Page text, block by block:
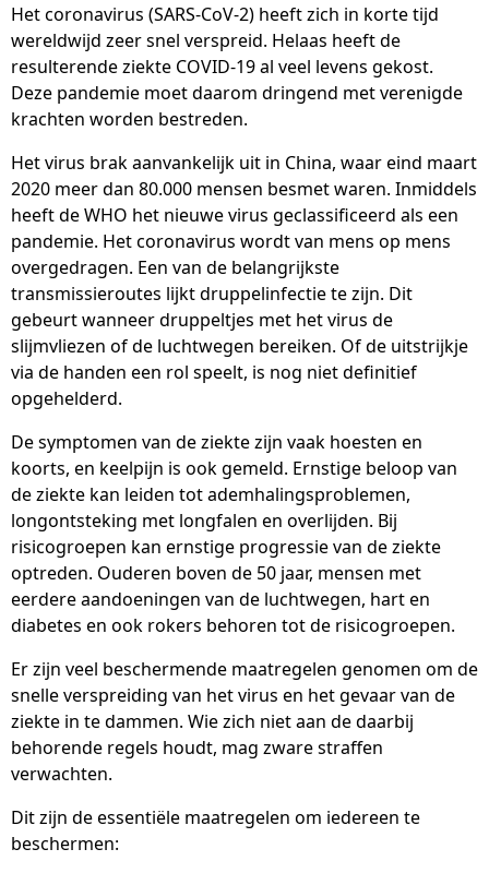
Het coronavirus (SARS-CoV-2) heeft zich in korte tijd
wereldwijd zeer snel verspreid. Helaas heeft de
resulterende ziekte COVID-19 al veel levens gekost.
Deze pandemie moet daarom dringend met verenigde
krachten worden bestreden.
Het virus brak aanvankelijk uit in China, waar eind maart
2020 meer dan 80.000 mensen besmet waren. Inmiddels
heeft de WHO het nieuwe virus geclassificeerd als een
pandemie. Het coronavirus wordt van mens op mens
overgedragen. Een van de belangrijkste
transmissieroutes lijkt druppelinfectie te zijn. Dit
gebeurt wanneer druppeltjes met het virus de
slijmvliezen of de luchtwegen bereiken. Of de uitstrijkje
via de handen een rol speelt, is nog niet definitief
opgehelderd.
De symptomen van de ziekte zijn vaak hoesten en
koorts, en keelpijn is ook gemeld. Ernstige beloop van
de ziekte kan leiden tot ademhalingsproblemen,
longontsteking met longfalen en overlijden. Bij
risicogroepen kan ernstige progressie van de ziekte
optreden. Ouderen boven de 50 jaar, mensen met
eerdere aandoeningen van de luchtwegen, hart en
diabetes en ook rokers behoren tot de risicogroepen.
Er zijn veel beschermende maatregelen genomen om de
snelle verspreiding van het virus en het gevaar van de
ziekte in te dammen. Wie zich niet aan de daarbij
behorende regels houdt, mag zware straffen
verwachten.
Dit zijn de essentiële maatregelen om iedereen te
beschermen: